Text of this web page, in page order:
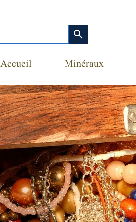
Accueil Minéraux
search